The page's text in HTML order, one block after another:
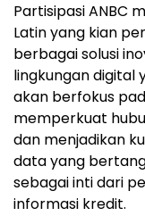
Partisipasi ANBC
Latin yang kian
berbagai solusi
lingkungan digital
akan berfokus
memperkuat
dan menjadikan
data yang
sebagai inti dari
informasi kredit.